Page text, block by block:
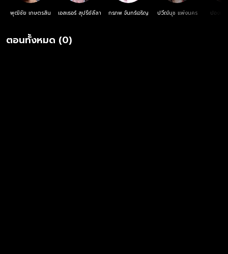
พุฒิชัย เกษตรสิน เอสเธอร์ สุปรีย์ลีลา กรภพ จันทร์เจริญ ปวีณ์นุช แพ่งนคร ปองกู
ตอนทั้งหมด (0)